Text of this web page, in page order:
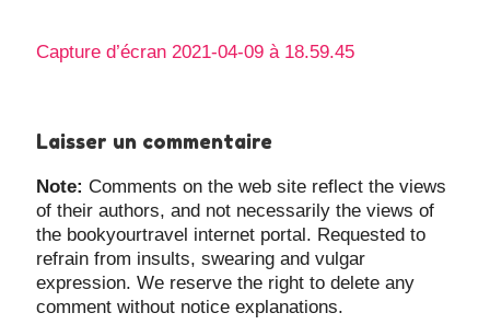
Capture d’écran 2021-04-09 à 18.59.45
Laisser un commentaire
Note: Comments on the web site reflect the views
of their authors, and not necessarily the views of
the bookyourtravel internet portal. Requested to
refrain from insults, swearing and vulgar
expression. We reserve the right to delete any
comment without notice explanations.